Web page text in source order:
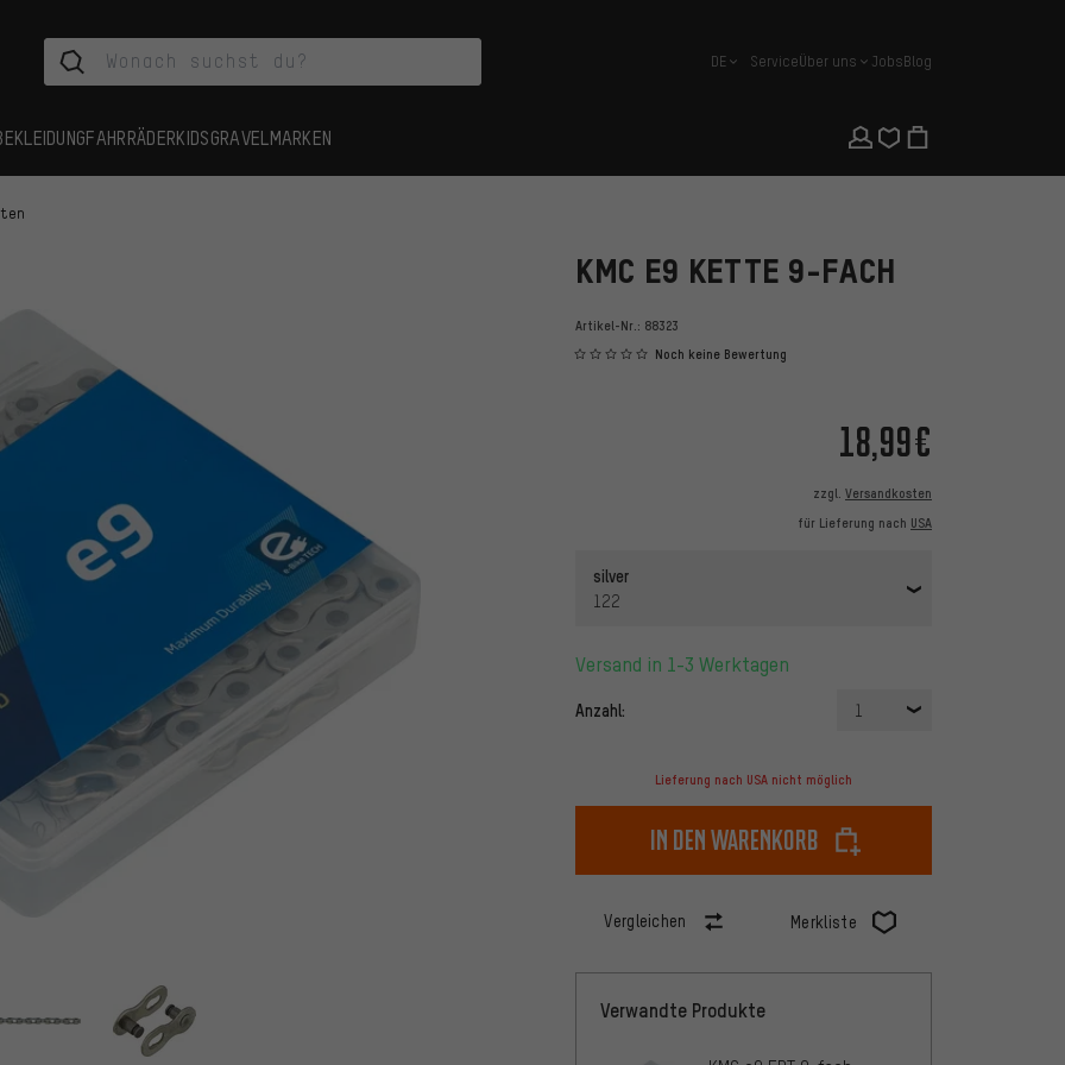
Deutsch
DE ServiceÜber uns JobsBlog
FAHRRÄDERKIDSGRAVEL MARKEN
KMC E9 KETTE 9-FACH
Artikel-Nr.: 88323
Noch keine Bewertung
18,99€
zzgl. Versandkosten
für Lieferung nach USA
silver
122
Versand in 1-3 Werktagen
Anzahl: 1
Lieferung nach USA nicht möglich
In den Warenkorb
Vergleichen Merkliste
Verwandte Produkte